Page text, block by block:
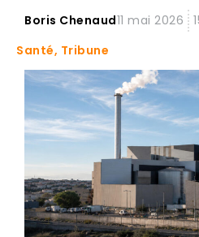
Boris Chenaud11 mai 2026
Santé, Tribune